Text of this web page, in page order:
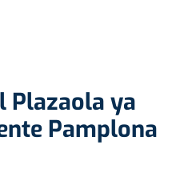
Plazaola ya
Pamplona